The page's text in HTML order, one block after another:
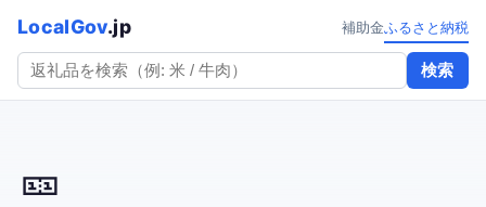
LocalGov.jp
検索
補助金ふるさと納税
🎫